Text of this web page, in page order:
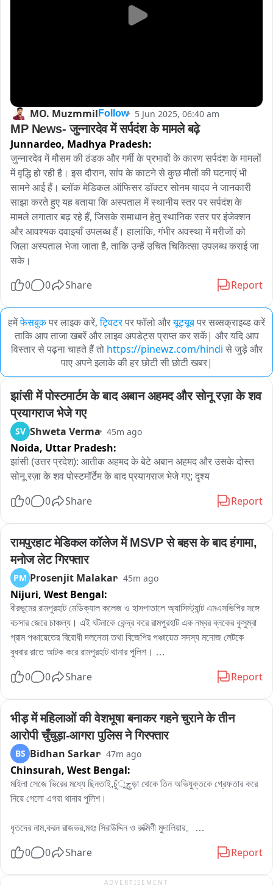
MO. Muzmmil Follow 5 Jun 2025, 06:40 am
MP News- जुन्नारदेव में सर्पदंश के मामले बढ़े
Junnardeo, Madhya Pradesh:
जुन्नारदेव में मौसम की ठंडक और गर्मी के प्रभावों के कारण सर्पदंश के मामलों
में वृद्धि हो रही है। इस दौरान, सांप के काटने से कुछ मौतों की घटनाएं भी
सामने आई हैं। ब्लॉक मेडिकल ऑफिसर डॉक्टर सोनम यादव ने जानकारी
साझा करते हुए यह बताया कि अस्पताल में स्थानीय स्तर पर सर्पदंश के
मामले लगातार बढ़ रहे हैं, जिसके समाधान हेतु स्थानिक स्तर पर इंजेक्शन
और आवश्यक दवाइयाँ उपलब्ध हैं। हालांकि, गंभीर अवस्था में मरीजों को
जिला अस्पताल भेजा जाता है, ताकि उन्हें उचित चिकित्सा उपलब्ध कराई जा
सके।
0
0 Share Report
हमेंफेसबुकपर लाइक करें, ट्विटरपर फॉलो औरयूट्यूबपर सब्सक्राइब्ड करें
ताकि आप ताजा खबरें और लाइव अपडेट्स प्राप्त कर सकें| और यदि आप
विस्तार से पढ़ना चाहते हैं तो https://pinewz.com/hindi से जुड़े और
पाए अपने इलाके की हर छोटी सी छोटी खबर|
झांसी में पोस्टमार्टम के बाद अबान अहमद और सोनू रज़ा के शव
प्रयागराज भेजे गए
SV Shweta Verma 45m ago
Noida, Uttar Pradesh:
झांसी (उत्तर प्रदेश): आतीक अहमद के बेटे अबान अहमद और उसके दोस्त
सोनू रज़ा के शव पोस्टमॉर्टेम के बाद प्रयागराज भेजे गए; दृश्य
0 0 Share Report
रामपुरहाट मेडिकल कॉलेज में MSVP से बहस के बाद हंगामा,
मनोज लेट गिरफ्तार
PM Prosenjit Malakar 45m ago
Nijuri, West Bengal:
বীরভূমের রামপুরহাট মেডিক্যাল কলেজ ও হাসপাতালে অ্যাসিস্ট্যান্ট এমএসভিপির সঙ্গে
বচসার জেরে চাঞ্চল্য। এই ঘটনাকে কেন্দ্র করে রামপুরহাট এক নম্বর ব্লকের কুসুম্বা
গ্রাম পঞ্চায়েতের বিরোধী দলনেতা তথা বিজেপির পঞ্চায়েত সদস্য মনোজ লেটকে
বুধবার রাতে আটক করে রামপুরহাট থানার পুলিশ।
বিজেপির একাধিক নেতৃত্ব ও কর্মীরা। তাঁরা মনোজ লেটকে কোন অভিযোগে আটক
পর পরিস্থিতি স্বাভাবিক হয়।পরে প্রয়োজনীয় প্রক্রিয়া সম্পন্ন করে এদিন সকালে
বিজেপির বিরোধী দলনেতা মনোজ লেটকে ছেড়ে দেয় রামপুরহাট থানার পুলিশ।
0 0 Share Report
भीड़ में महिलाओं की वेशभूषा बनाकर गहने चुराने के तीन
आरोपी चुँचुड़ा-आगरा पुलिस ने गिरफ्तार
BS Bidhan Sarkar 47m ago
Chinsurah, West Bengal:
মহিলা সেজে ভিরের মধ্যে ছিনতাই,চুঁچুড়া থেকে তিন অভিযুক্তকে গ্রেফতার করে
নিয়ে গেলো এগরা থানার পুলিশ।
ধৃতদের নাম,করন রাজভর,মহঃ সিরাউদ্দিন ও রুক্মিণী মুদালিয়ার。
0 0 Share Report
ADVERTISEMENT